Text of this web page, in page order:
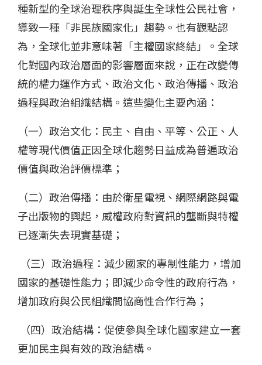
種新型的全球治理秩序與誕生全球性公民社會，
導致一種「非民族國家化」趨勢。也有觀點認
為，全球化並非意味著「主權國家終結」。全球
化對國內政治層面的影響層面來說，正在改變傳
統的權力運作方式、政治文化、政治傳播、政治
過程與政治組織結構。這些變化主要內涵：
（一）政治文化：民主、自由、平等、公正、人
權等現代價值正因全球化趨勢日益成為普遍政治
價值與政治評價標準；
（二）政治傳播：由於衛星電視、網際網路與電
子出版物的興起，威權政府對資訊的壟斷與特權
已逐漸失去現實基礎；
（三）政治過程：減少國家的專制性能力，增加
國家的基礎性能力；即減少命令性的政府行為，
增加政府與公民組織間協商性合作行為；
（四）政治結構：促使參與全球化國家建立一套
更加民主與有效的政治結構。